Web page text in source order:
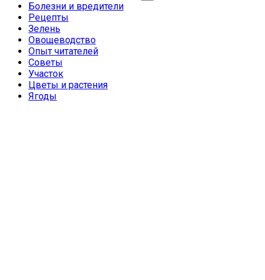
Болезни и вредители
Рецепты
Зелень
Овощеводство
Опыт читателей
Советы
Участок
Цветы и растения
Ягоды